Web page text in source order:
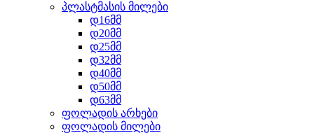
პლასტმასის მილები
დ16მმ
დ20მმ
დ25მმ
დ32მმ
დ40მმ
დ50მმ
დ63მმ
ფოლადის არხები
ფოლადის მილები